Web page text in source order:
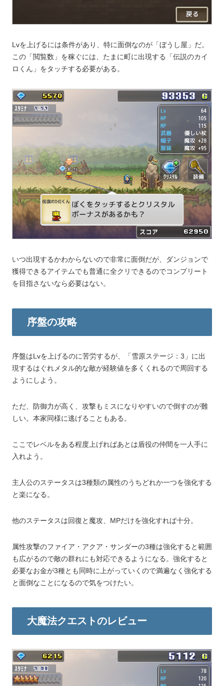
Lvを上げるには条件があり、特に面倒なのが「ぼうし屋」だ。
この「閲覧数」を稼ぐには、たまに町に出現する「伝説のカイ
ロくん」をタッチする必要がある。
いつ出現するかわからないので非常に面倒だが、ダンジョンで
獲得できるアイテムでも普通に全クリできるのでコンプリート
を目指さないなら必要はない。
序盤の攻略
序盤はLvを上げるのに苦労するが、「雪原ステージ：3」に出
現するはぐれメタル的な敵が経験値を多くくれるので周回する
ようにしよう。
ただ、防御力が高く、攻撃もミスになりやすいので倒すのが難
しい。本家同様に逃げることもある。
ここでレベルをある程度上げればあとは盾役の仲間を一人手に
入れよう。
主人公のステータスは3種類の属性のうちどれか一つを強化する
と楽になる。
他のステータスは回復と魔攻、MPだけを強化すれば十分。
属性攻撃のファイア・アクア・サンダーの3種は強化すると範囲
も広がるので敵の群れにも対応できるようになる。強化すると
必要なお金が3種とも同時に上がっていくので満遍なく強化する
と面倒なことになるので気をつけたい。
大魔法クエストのレビュー